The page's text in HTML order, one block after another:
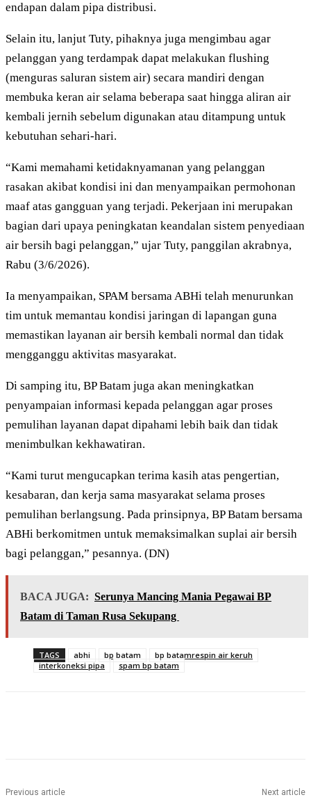
endapan dalam pipa distribusi.
Selain itu, lanjut Tuty, pihaknya juga mengimbau agar
pelanggan yang terdampak dapat melakukan flushing
(menguras saluran sistem air) secara mandiri dengan
membuka keran air selama beberapa saat hingga aliran air
kembali jernih sebelum digunakan atau ditampung untuk
kebutuhan sehari-hari.
“Kami memahami ketidaknyamanan yang pelanggan
rasakan akibat kondisi ini dan menyampaikan permohonan
maaf atas gangguan yang terjadi. Pekerjaan ini merupakan
bagian dari upaya peningkatan keandalan sistem penyediaan
air bersih bagi pelanggan,” ujar Tuty, panggilan akrabnya,
Rabu (3/6/2026).
Ia menyampaikan, SPAM bersama ABHi telah menurunkan
tim untuk memantau kondisi jaringan di lapangan guna
memastikan layanan air bersih kembali normal dan tidak
mengganggu aktivitas masyarakat.
Di samping itu, BP Batam juga akan meningkatkan
penyampaian informasi kepada pelanggan agar proses
pemulihan layanan dapat dipahami lebih baik dan tidak
menimbulkan kekhawatiran.
“Kami turut mengucapkan terima kasih atas pengertian,
kesabaran, dan kerja sama masyarakat selama proses
pemulihan berlangsung. Pada prinsipnya, BP Batam bersama
ABHi berkomitmen untuk memaksimalkan suplai air bersih
bagi pelanggan,” pesannya. (DN)
BACA JUGA: Serunya Mancing Mania Pegawai BP
Batam di Taman Rusa Sekupang
TAGS abhi bp batam
bp batamrespin air keruh
interkoneksi pipa
spam bp batam
Previous article Next article